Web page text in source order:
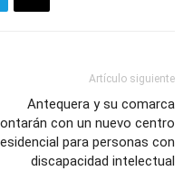
Artículo siguiente
Antequera y su comarca
con un nuevo centro
para personas con
discapacidad intelectual